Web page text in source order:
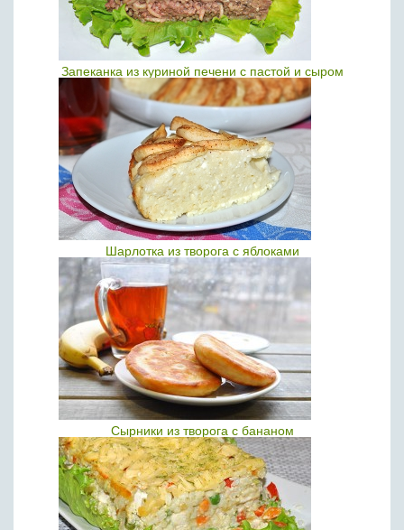
Запеканка из куриной печени с пастой и сыром
Шарлотка из творога с яблоками
Сырники из творога с бананом